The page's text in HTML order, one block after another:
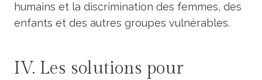
humains et la discrimination des femmes, des
enfants et des autres groupes vulnérables.
IV. Les solutions pour